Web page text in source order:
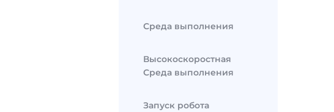
Среда выполнения
Высокоскоростная
Среда выполнения
Запуск робота